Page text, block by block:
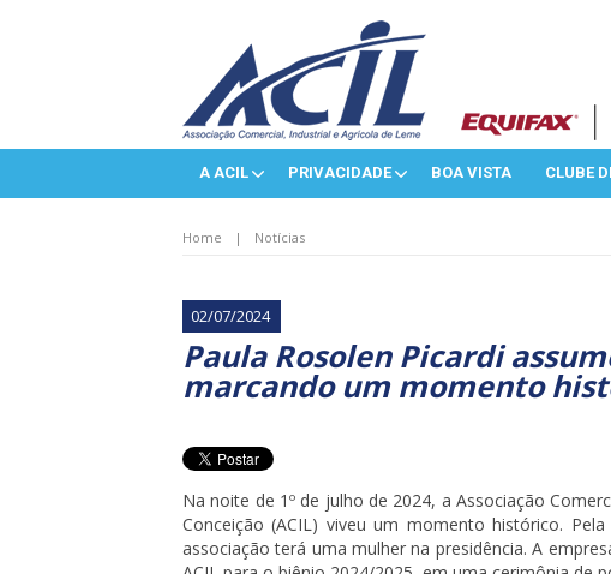
A ACIL PRIVACIDADE BOA VISTA CLUBE
Home | Notícias
02/07/2024
Paula Rosolen Picardi
marcando um momento
Na noite de 1º de julho de 2024, a Associação
Conceição (ACIL) viveu um momento histórico.
associação terá uma mulher na presidência. A